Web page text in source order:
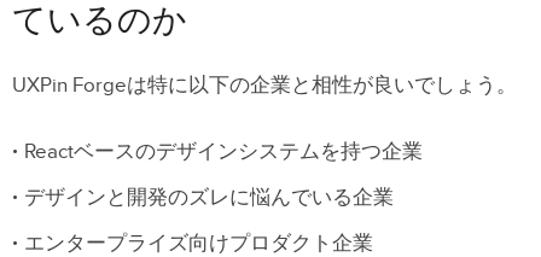
ているのか
UXPin Forgeは特に以下の企業と相性が良いでしょう。
Reactベースのデザインシステムを持つ企業
デザインと開発のズレに悩んでいる企業
エンタープライズ向けプロダクト企業